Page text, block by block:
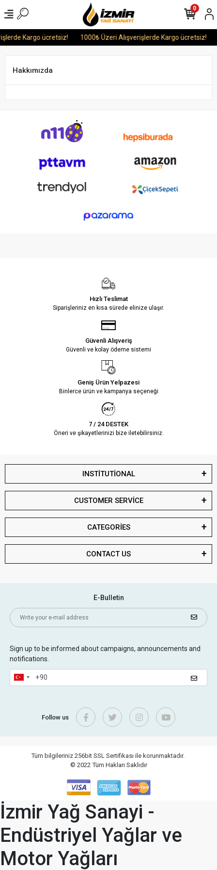
Kargo ücretsiz! 1000₺ Üzeri Alışverişlerde Kargo ücretsiz!
0
Hakkımızda
Hızlı Teslimat
Siparişleriniz en kısa sürede elinize ulaşır.
Güvenli Alışveriş
Güvenli ve kolay ödeme sistemi
Geniş Ürün Yelpazesi
Binlerce ürün ve kampanya seçeneği
7 / 24 DESTEK
Öneri ve şikayetlerinizi bize iletebilirsiniz.
INSTİTUTİONAL
CUSTOMER SERVİCE
CATEGORİES
CONTACT US
E-Bulletin
Sign up to be informed about campaigns, announcements and
notifications.
Follow us
Tüm bilgileriniz 256bit SSL Sertifikası ile korunmaktadır.
© 2022 Tüm Hakları Saklıdır
İzmir Yağ Sanayi -
Endüstriyel Yağlar ve
Motor Yağları